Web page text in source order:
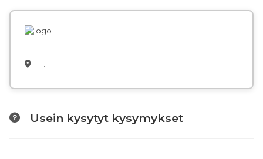
,
Usein kysytyt kysymykset